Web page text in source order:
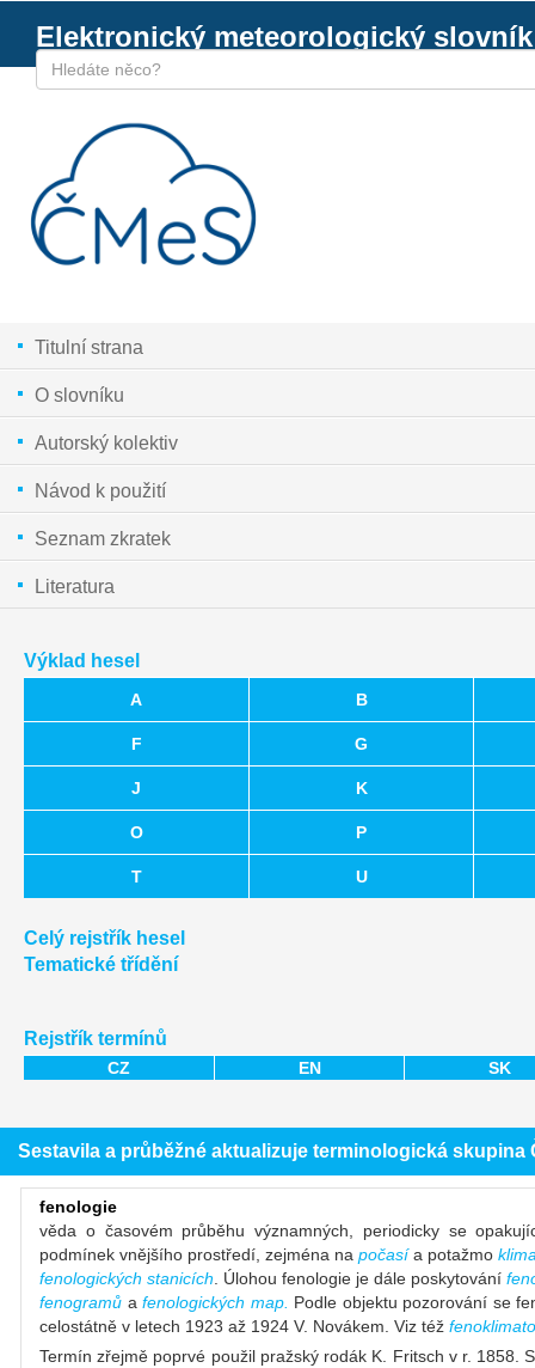
Elektronický meteorologický slovník
Titulní strana
O slovníku
Autorský kolektiv
Návod k použití
Seznam zkratek
Literatura
Výklad hesel
A B
F G
J K
O P
T U
Celý rejstřík hesel
Tematické třídění
Rejstřík termínů
CZ EN SK
Sestavila a průběžné aktualizuje terminologická
fenologie
věda o časovém průběhu významných, periodicky se
podmínek vnějšího prostředí, zejména na počasía potažmo
fenologických stanicích . Úlohou fenologie je dále poskytování
fenogramů afenologických map. Podle objektu pozorování se
celostátně v letech 1923 až 1924 V. Novákem. Viz též
Termín zřejmě poprvé použil pražský rodák K. Fritsch v r. 1858.